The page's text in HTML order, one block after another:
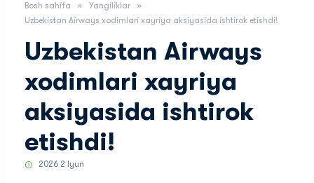
Bosh sahifa
Yangiliklar
Uzbekistan Airways xodimlari xayriya aksiyasida ishtirok etishdi!
Uzbekistan Airways
xodimlari xayriya
aksiyasida ishtirok
etishdi!
2026 2 Iyun